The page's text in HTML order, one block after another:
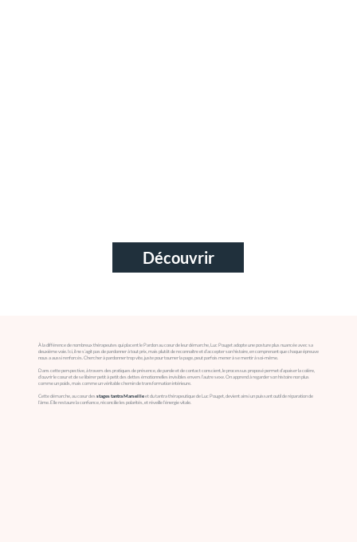
Découvrir
À la différence de nombreux thérapeutes qui placent le Pardon au cœur de leur démarche, Luc Pouget adopte une posture plus nuancée avec sa
deuxième voie. Ici, il ne s’agit pas de pardonner à tout prix, mais plutôt de reconnaître et d’accepter son histoire, en comprenant que chaque épreuve
nous a aussi renforcés. Chercher à pardonner trop vite, juste pour tourner la page, peut parfois mener à se mentir à soi-même.
Dans cette perspective, à travers des pratiques de présence, de parole et de contact conscient, le processus proposé permet d’apaiser la colère,
d’ouvrir le cœur et de se libérer petit à petit des dettes émotionnelles invisibles envers l’autre sexe. On apprend à regarder son histoire non plus
comme un poids, mais comme un véritable chemin de transformation intérieure.
Cette démarche, au cœur des stages tantra Marseilleet du tantra thérapeutique de Luc Pouget, devient ainsi un puissant outil de réparation de
l’âme. Elle restaure la confiance, réconcilie les polarités, et réveille l’énergie vitale.